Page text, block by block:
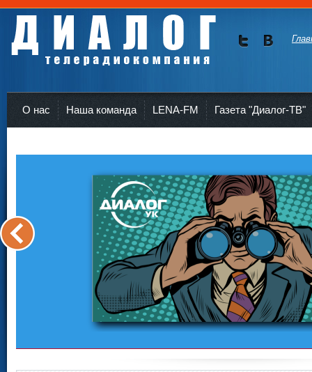
О нас Наша команда LENA-FM Газета "Диалог-ТВ"